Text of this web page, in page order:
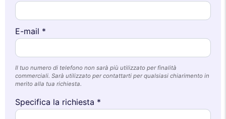
E-mail *
Il tuo numero di telefono non sarà più utilizzato per finalità
commerciali. Sarà utilizzato per contattarti per qualsiasi chiarimento in
merito alla tua richiesta.
Specifica la richiesta *